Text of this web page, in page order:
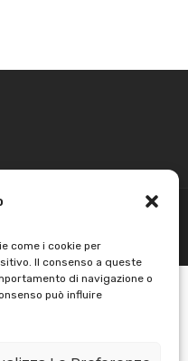
come i cookie per
Il consenso a queste
di navigazione o
può influire